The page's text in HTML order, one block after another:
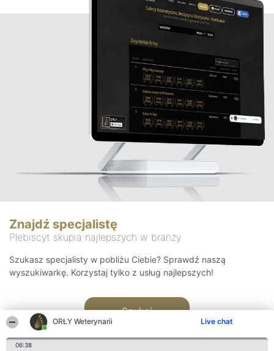
ORŁY Weterynarii Live chat
06:38
Znajdź specjalistę
Plebiscyt skupia najlepszych w branży
Szukasz specjalisty w pobliżu Ciebie? Sprawdź naszą
wyszukiwarkę. Korzystaj tylko z usług najlepszych!
Szukaj